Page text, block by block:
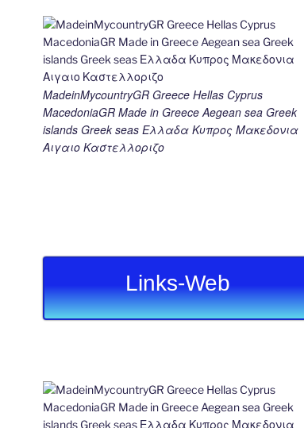
MadeinMycountryGR Greece Hellas Cyprus
MacedoniaGR Made in Greece Aegean sea Greek
islands Greek seas Ελλαδα Κυπρος Μακεδονια
Αιγαιο Καστελλοριζο
Links-Web